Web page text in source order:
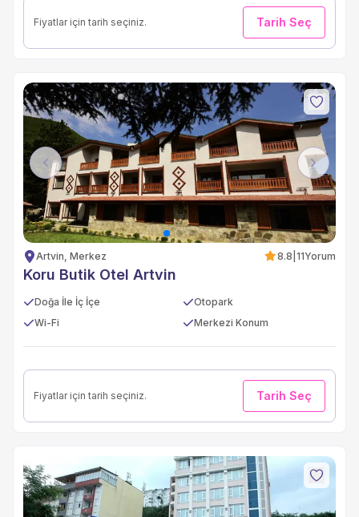
Fiyatlar için tarih seçiniz. Tarih Seç
Previous Next
Artvin, Merkez 8.8 11Yorum
Koru Butik Otel Artvin
Doğa İle İç İçe
Otopark
Wi-Fi
Merkezi Konum
Fiyatlar için tarih seçiniz. Tarih Seç